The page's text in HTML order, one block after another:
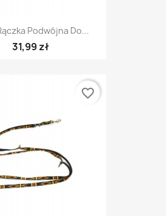
Podwójna Do...
31,99 zł
favorite_border